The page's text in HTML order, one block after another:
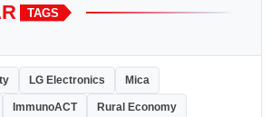
TAGS
LG Electronics Mica
ImmunoACT Rural Economy